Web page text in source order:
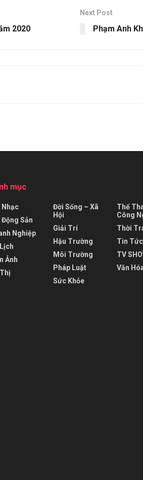
2020
Next Post
Phạm Anh
mục
Nhạc
Động Sản
Nghiệp
Ảnh
Đời Sống – Xã
Hội
Giải Trí
Hậu Trường
Môi Trường
Pháp Luật
Sức Khỏe
Thể
Công
Thời
Tin Tức
TV
Văn